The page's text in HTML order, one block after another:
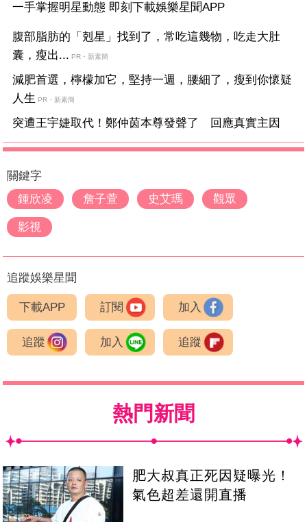
一手掌握明星動態 即刻下載娛樂星聞APP
腹部脂肪的「剋星」找到了，常吃這幾物，吃走大肚
囊，瘦出... PR・新素簡
減肥首選，檸檬加它，堅持一週，腰細了，瘦到你懷疑
人生
PR・新素簡
突遭王宇婕取代！鄭仲茵本尊發聲了 回應真實主因
關鍵字
鍾欣凌
詹子萱 史艾瑪 觀眾
影視
追蹤娛樂星聞
下載APP 訂閱 加入
追蹤 加入 追蹤
熱門新聞
肥大叔真正死因疑曝光！
氣色超差還開直播